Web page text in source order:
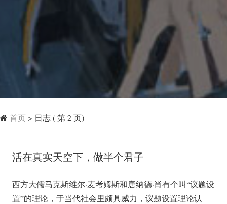
首页 > 日志( 第 2 页)
活在真实天空下，做半个君子
西方大儒马克斯维尔·麦考姆斯和唐纳德·肖有个叫“议题设
置”的理论，于当代社会里颇具威力，议题设置理论认